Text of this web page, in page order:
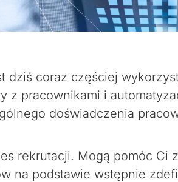
dziś coraz częściej
z pracownikami i
doświadczenia
rekrutacji. Mogą pomóc Ci
na podstawie wstępnie